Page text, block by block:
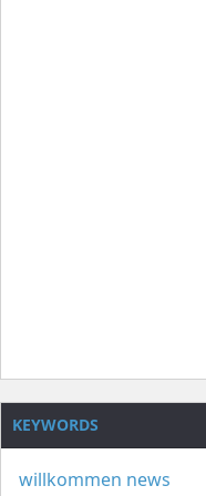
KEYWORDS
willkommen news